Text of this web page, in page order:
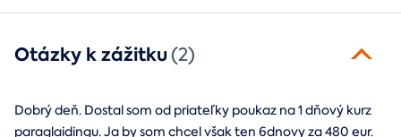
Otázky k zážitku(2)
Dobrý deň. Dostal som od priateľky poukaz na 1 dňový kurz
paraglaidingu. Ja by som chcel však ten 6dnovy za 480 eur.